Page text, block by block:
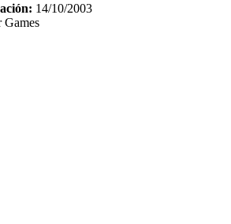
14/10/2003
Games